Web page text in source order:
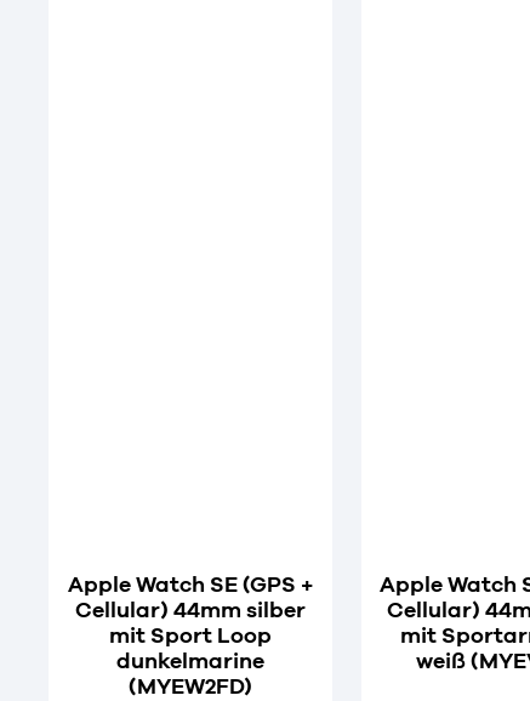
Apple Watch SE (GPS +
Cellular) 44mm silber
mit Sport Loop
dunkelmarine
(MYEW2FD)
Apple Watch
Cellular)
mit
weiß